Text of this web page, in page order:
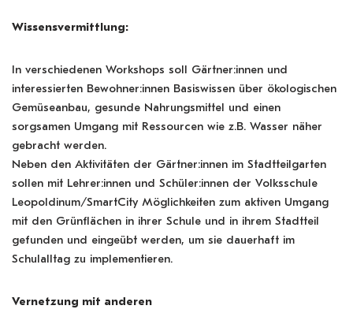
Wissensvermittlung:
In verschiedenen Workshops soll Gärtner:innen und
interessierten Bewohner:innen Basiswissen über ökologischen
Gemüseanbau, gesunde Nahrungsmittel und einen
sorgsamen Umgang mit Ressourcen wie z.B. Wasser näher
gebracht werden.
Neben den Aktivitäten der Gärtner:innen im Stadtteilgarten
sollen mit Lehrer:innen und Schüler:innen der Volksschule
Leopoldinum/SmartCity Möglichkeiten zum aktiven Umgang
mit den Grünflächen in ihrer Schule und in ihrem Stadtteil
gefunden und eingeübt werden, um sie dauerhaft im
Schulalltag zu implementieren.
Vernetzung mit anderen